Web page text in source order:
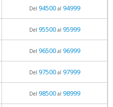
Del 94500al 94999
Del 95500al 95999
Del 96500al 96999
Del 97500al 97999
Del 98500al 98999